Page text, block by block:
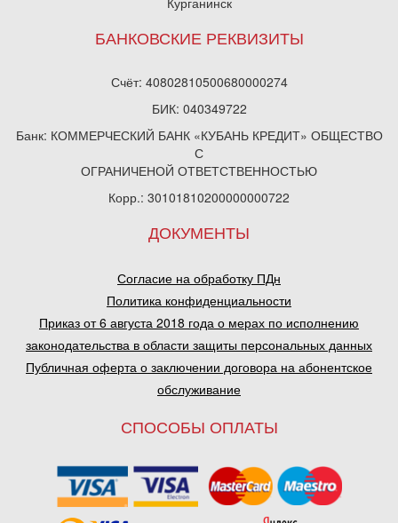
БАНКОВСКИЕ РЕКВИЗИТЫ
Счёт: 40802810500680000274
БИК: 040349722
Банк: КОММЕРЧЕСКИЙ БАНК «КУБАНЬ КРЕДИТ» ОБЩЕСТВО
С
ОГРАНИЧЕНОЙ ОТВЕТСТВЕННОСТЬЮ
Корр.: 30101810200000000722
ДОКУМЕНТЫ
Согласие на обработку ПДн
Политика конфиденциальности
Приказ от 6 августа 2018 года о мерах по исполнению
законодательства в области защиты персональных данных
Публичная оферта о заключении договора на абонентское
обслуживание
СПОСОБЫ ОПЛАТЫ